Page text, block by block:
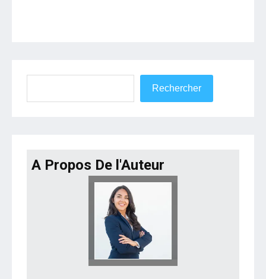
Rechercher
A Propos De l'Auteur